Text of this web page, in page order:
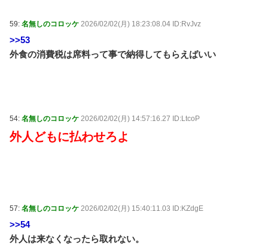
59: 名無しのコロッケ 2026/02/02(月) 18:23:08.04 ID:RvJvz
>>53
外食の消費税は席料って事で納得してもらえばいい
54: 名無しのコロッケ 2026/02/02(月) 14:57:16.27 ID:LtcoP
外人どもに払わせろよ
57: 名無しのコロッケ 2026/02/02(月) 15:40:11.03 ID:KZdgE
>>54
外人は来なくなったら取れない。